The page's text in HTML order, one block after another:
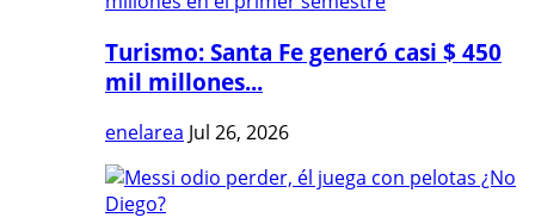
Turismo: Santa Fe generó casi $ 450
mil millones...
enelarea Jul 26, 2026